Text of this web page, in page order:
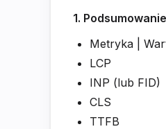
1.
Metryka |
LCP
INP (lub FID)
CLS
TTFB